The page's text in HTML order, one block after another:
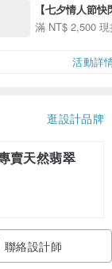
【七夕情人節
用 APP 購買任
00 現折 NT$100
滿 NT$ 2,500
活動詳
逛設計品牌
賣天然翡翠
聯絡設計師